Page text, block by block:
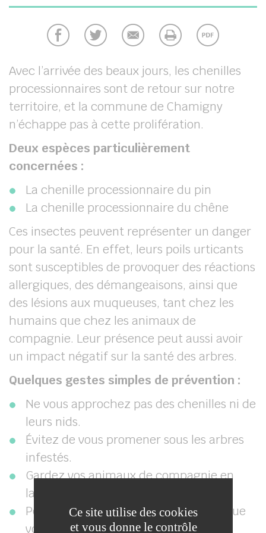
Avec l’arrivée des beaux jours, les chenilles
processionnaires sont de retour sur notre
territoire, et la commune de Chamigny
n’échappe pas à cette prolifération.
Deux espèces particulièrement
concernées :
La chenille processionnaire du pin
La chenille processionnaire du chêne
Ces insectes peuvent représenter un danger
pour la santé. En effet, leurs poils urticants
sont susceptibles de provoquer des réactions
allergiques, des démangeaisons, ainsi que
des lésions aux muqueuses, tant chez les
humains que chez les animaux de
compagnie. Leur présence peut aussi avoir
un impact négatif sur la santé des arbres.
Quelques gestes simples de prévention :
Ne vous approchez pas des chenilles ni de
leurs nids.
Évitez de vous promener sous les arbres
infestés.
Gardez vos animaux de compagnie en
laisse pour éviter tout contact direct.
Portez des vêtements couvrants lorsque
vous vous promenez en extérieur.
Ce site utilise des cookies
et vous donne le contrôle